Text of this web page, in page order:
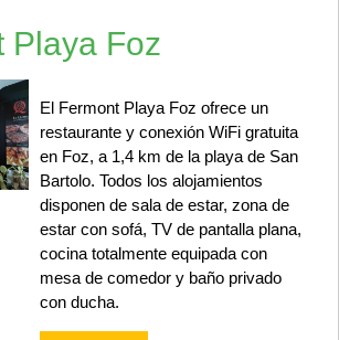
Playa Foz
El Fermont Playa Foz ofrece un
restaurante y conexión WiFi gratuita
en Foz, a 1,4 km de la playa de San
Bartolo. Todos los alojamientos
disponen de sala de estar, zona de
estar con sofá, TV de pantalla plana,
cocina totalmente equipada con
mesa de comedor y baño privado
con ducha.